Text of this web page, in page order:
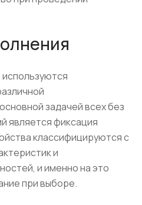
задачей всех без
является фиксация
классифицируются с
и
и именно на это
при выборе.